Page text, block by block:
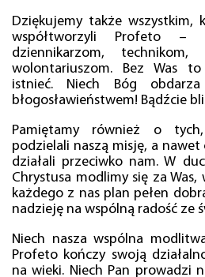
Dziękujemy także wszystkim,
współtworzyli Profeto –
dziennikarzom, technikom,
wolontariuszom. Bez Was
istnieć. Niech Bóg
błogosławieństwem! Bądźcie
Pamiętamy również o
podzielali naszą misję, a
działali przeciwko nam. W
Chrystusa modlimy się za
każdego z nas plan pełen
nadzieję na wspólną radość ze
Niech nasza wspólna
Profeto kończy swoją
na wieki. Niech Pan prowadzi